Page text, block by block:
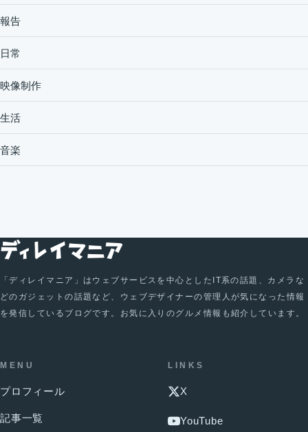
報告
日常
映像制作
生活
音楽
「ディレイマニア」はウェブサービスを中心としたIT系の話題、カメラな
どのガジェットの話題など、ウェブデザイナーの管理人が気になった情報
を発信しているブログです。お気に入りのグルメ情報も紹介しています。
MENU
プロフィール
記事一覧
LINKS
X
YouTube